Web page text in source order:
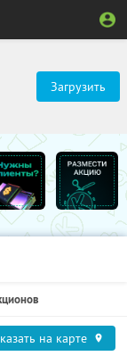
Загрузить
на карте